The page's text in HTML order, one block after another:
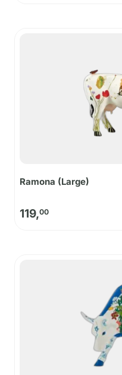
Ramona (Large)
119,00